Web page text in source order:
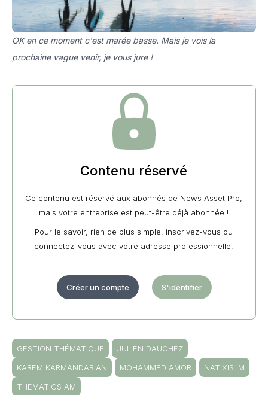
OK en ce moment c'est marée basse. Mais je vois la
prochaine vague venir, je vous jure !
Contenu réservé
Ce contenu est réservé aux abonnés de News Asset Pro,
mais votre entreprise est peut-être déjà abonnée !
Pour le savoir, rien de plus simple, inscrivez-vous ou
connectez-vous avec votre adresse professionnelle.
Créer un compte S'identifier
GESTION THÉMATIQUE
JULIEN DAUCHEZ
KAREM KARMANDARIAN
MOHAMMED AMOR
NATIXIS IM
THEMATICS AM